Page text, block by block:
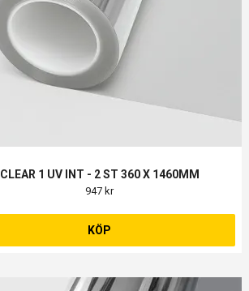
CLEAR 1 UV INT - 2 ST 360 X 1460MM
947 kr
KÖP